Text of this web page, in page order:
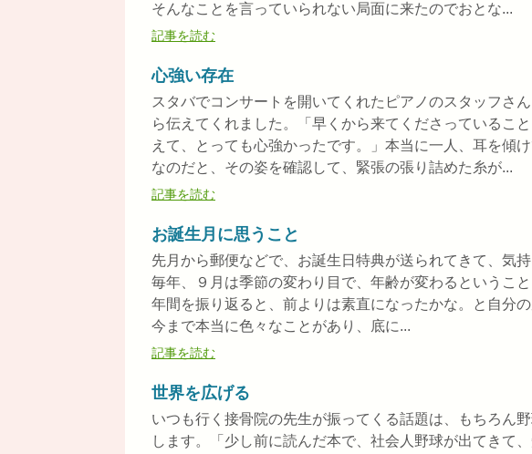
そんなことを言っていられない局面に来たのでおとな...
記事を読む
心強い存在
スタバでコンサートを開いてくれたピアノのスタッフさ
ら伝えてくれました。「早くから来てくださっているこ
えて、とっても心強かったです。」本当に一人、耳を傾
なのだと、その姿を確認して、緊張の張り詰めた糸が...
記事を読む
お誕生月に思うこと
先月から郵便などで、お誕生日特典が送られてきて、気
毎年、９月は季節の変わり目で、年齢が変わるというこ
年間を振り返ると、前よりは素直になったかな。と自分
今まで本当に色々なことがあり、底に...
記事を読む
世界を広げる
いつも行く接骨院の先生が振ってくる話題は、もちろん
します。「少し前に読んだ本で、社会人野球が出てきて